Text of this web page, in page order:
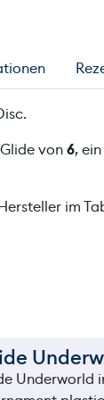
von6,
im
m
150 m